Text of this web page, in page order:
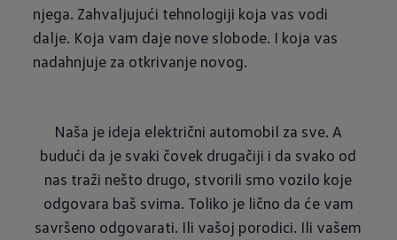
njega. Zahvaljujući tehnologiji koja vas vodi
dalje. Koja vam daje nove slobode. I koja vas
nadahnjuje za otkrivanje novog.
Naša je ideja električni automobil za sve. A
budući da je svaki čovek drugačiji i da svako od
nas traži nešto drugo, stvorili smo vozilo koje
odgovara baš svima. Toliko je lično da će vam
savršeno odgovarati. Ili vašoj porodici. Ili vašem